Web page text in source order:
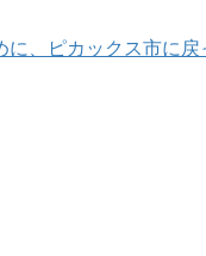
、ピカックス市に